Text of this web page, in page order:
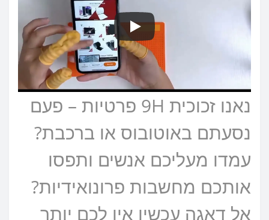
נאנו זכוכית 9H פרטיות – פעם
נסעתם באוטובוס או ברכבת?
עמדו מעליכם אנשים ותפסו
אותכם מחשבות פרונואידיות?
אל דאגה עכשיו אין לכם יותר